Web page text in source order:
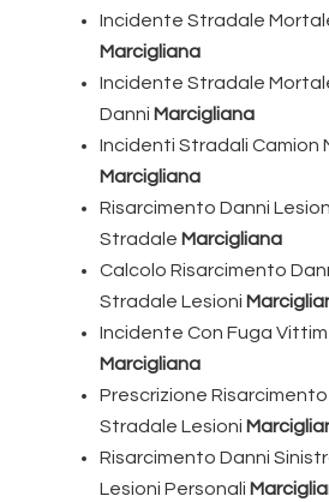
Incidente Stradale
Marcigliana
Incidente Stradale
Danni Marcigliana
Incidenti Stradali Camion
Marcigliana
Risarcimento Danni
Stradale Marcigliana
Calcolo Risarcimento
Stradale Lesioni
Incidente Con Fuga
Marcigliana
Prescrizione
Stradale Lesioni
Risarcimento Danni
Lesioni Personali